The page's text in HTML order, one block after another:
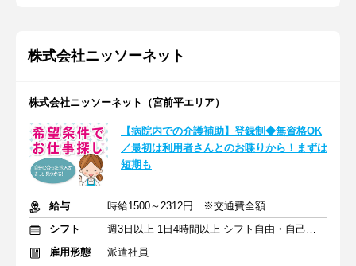
株式会社ニッソーネット
株式会社ニッソーネット（宮前平エリア）
【病院内での介護補助】登録制◆無資格OK
／最初は利用者さんとのお喋りから！まずは
短期も
給与
時給1500～2312円 ※交通費全額
シフト
週3日以上 1日4時間以上 シフト自由・自己申告
雇用形態
派遣社員